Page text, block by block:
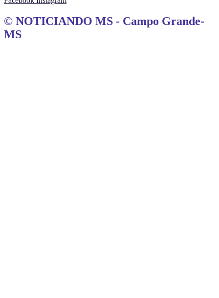
© NOTICIANDO MS - Campo Grande-
MS